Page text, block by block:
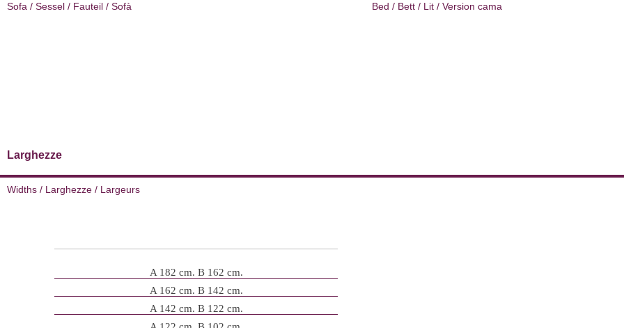
Sofa / Sessel / Fauteil / Sofà Bed / Bett / Lit / Version cama
Larghezze
Widths / Larghezze / Largeurs
A 182 cm. B 162 cm.
A 162 cm. B 142 cm.
A 142 cm. B 122 cm.